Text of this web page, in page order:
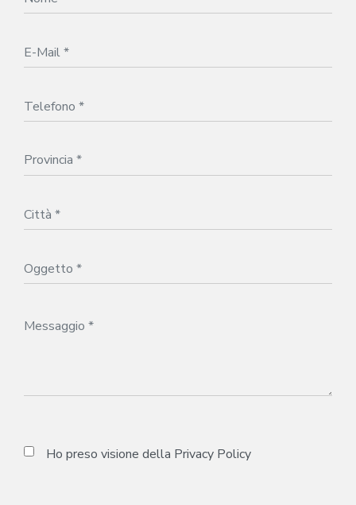
Ho preso visione della Privacy Policy